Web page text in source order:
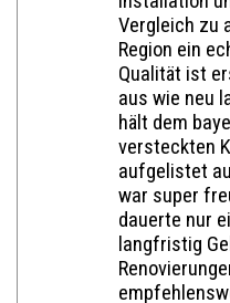
Vergleich zu
Region ein
Qualität ist
aus wie neu
hält dem
versteckten
aufgelistet
war super
dauerte nur
langfristig